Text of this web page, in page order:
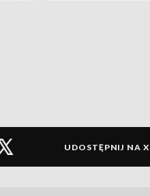
UDOSTĘPNIJ NA X